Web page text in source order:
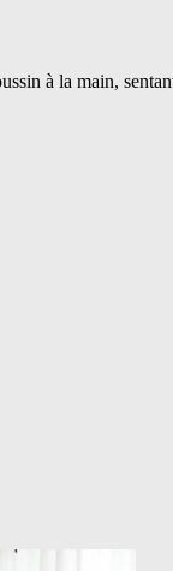
à la main,